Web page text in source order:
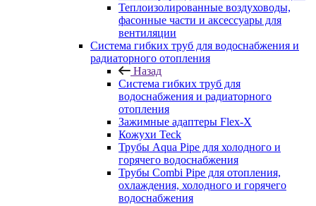
Теплоизолированные воздуховоды,
фасонные части и аксессуары для
вентиляции
Система гибких труб для водоснабжения и
радиаторного отопления
Назад
Система гибких труб для
водоснабжения и радиаторного
отопления
Зажимные адаптеры Flex-X
Кожухи Teck
Трубы Aqua Pipe для холодного и
горячего водоснабжения
Трубы Combi Pipe для отопления,
охлаждения, холодного и горячего
водоснабжения